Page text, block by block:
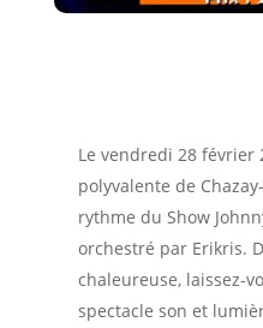
Le vendredi 28 février
polyvalente de
rythme du Show
orchestré par Erikris.
chaleureuse, laissez-
spectacle son et